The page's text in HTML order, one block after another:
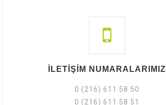
İLETİŞİM NUMARALARIMIZ
0 (216) 611 58 50
0 (216) 611 58 51